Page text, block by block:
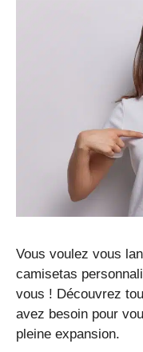
Vous voulez vous
camisetas
vous ! Découvrez
avez besoin pour
pleine expansion.